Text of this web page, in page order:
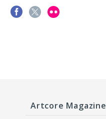
Artcore Magazine